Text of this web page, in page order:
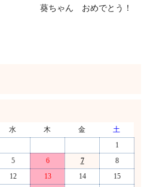
葵ちゃん おめでとう！
水 木 金
土
1
5 6 7
8
12 13 14
15